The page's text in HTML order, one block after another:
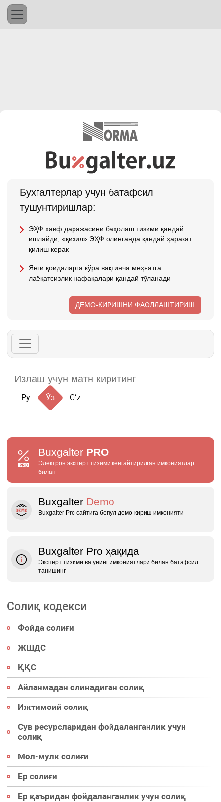
Бухгалтерлар учун батафсил
тушунтиришлар:
ЭҲФ хавф даражасини баҳолаш тизими қандай
ишлайди, «қизил» ЭҲФ олинганда қандай ҳаракат
қилиш керак
Янги қоидаларга кўра вақтинча меҳнатга
лаёқатсизлик нафақалари қандай тўланади
ДЕМО-КИРИШНИ ФАОЛЛАШТИРИШ
Ру Ўз Oʻz
Buxgalter PRO
Электрон эксперт тизими кенгайтирилган имкониятлар
билан
Buxgalter Demo
Buxgalter Pro сайтига бепул демо‑кириш имконияти
Buxgalter Pro ҳақида
Эксперт тизими ва унинг имкониятлари билан батафсил
танишинг
Солиқ кодекси
Фойда солиғи
ЖШДС
ҚҚС
Айланмадан олинадиган солиқ
Ижтимоий солиқ
Сув ресурсларидан фойдаланганлик учун
солиқ
Мол-мулк солиғи
Ер солиғи
Ер қаъридан фойдаланганлик учун солиқ